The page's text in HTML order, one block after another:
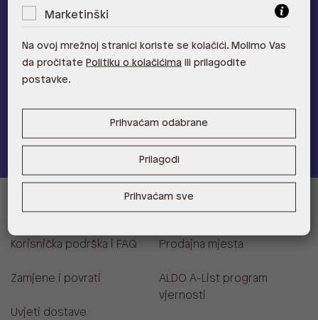
Učlani se u ALDO A-list program vjernostii ostvari 5% popusta
na novu kolekciju!
Pridružite se
Informacije za kupce
Korisnička podrška i FAQ
Zamjene i povrati
Uvjeti dostave
Prodajna mjesta
ALDO A-List program
vjernosti
Marketinški
Na ovoj mrežnoj stranici koriste se kolačići. Molimo Vas
da pročitate Politiku o kolačićima ili prilagodite
postavke.
Prihvaćam odabrane
Prilagodi
Prihvaćam sve